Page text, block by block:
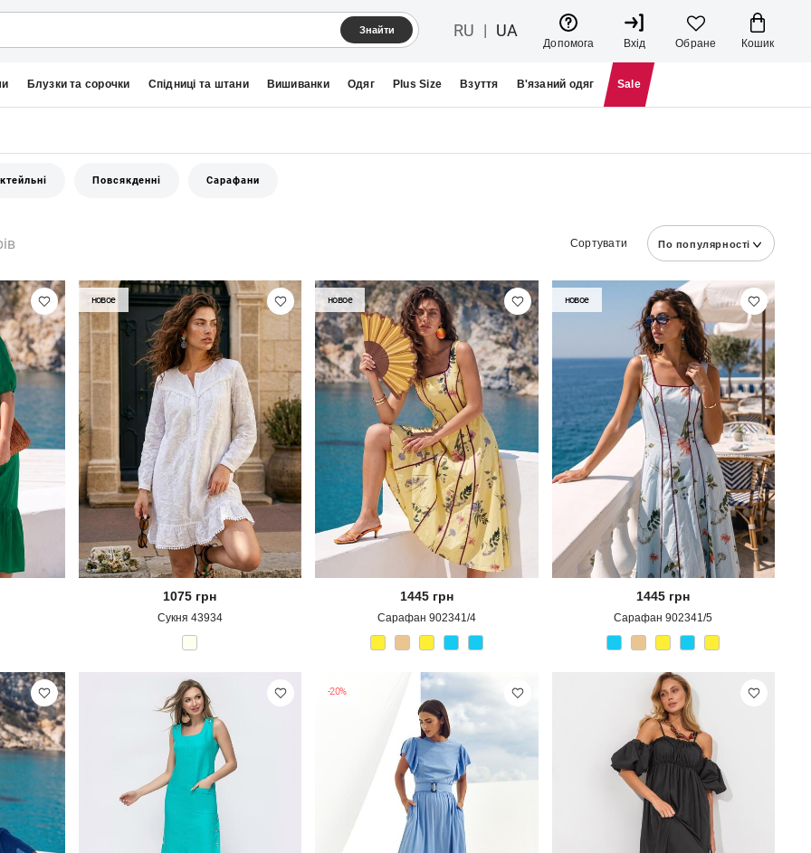
Знайти RU | UA
Допомога Вхід Обране Кошик
Блузки та сорочки Спідниці та штани Вишиванки Одяг Plus Size Взуття В'язаний одяг Sale
Повсякденні Сарафани
Сортувати По популярності
новое
1075 грн
Сукня 43934
новое
1445 грн
Сарафан 902341/4
новое
1445 грн
Сарафан 902341/5
-20%